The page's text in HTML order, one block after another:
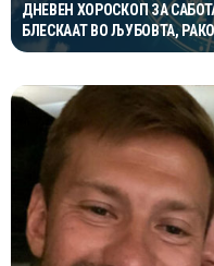
ДНЕВЕН ХОРОСКОП ЗА
БЛЕСКААТ ВО ЉУБОВТА,
ОДЛИЧЕН ДЕН ЗА